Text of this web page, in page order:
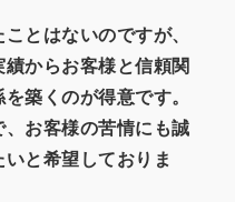
とはないのですが、
からお客様と信頼関
築くのが得意です。
お客様の苦情にも誠
と希望しておりま